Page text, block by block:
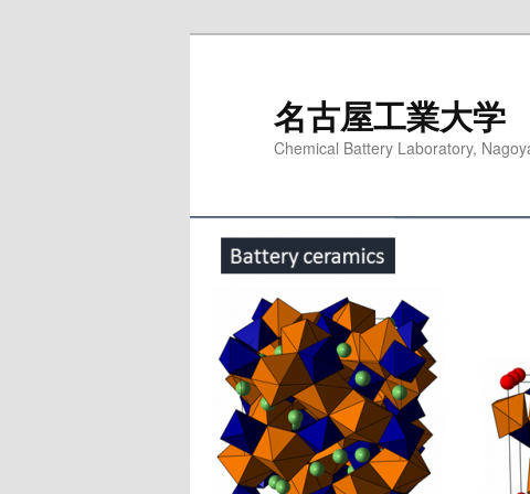
名古屋工業大
Chemical Battery Laboratory,